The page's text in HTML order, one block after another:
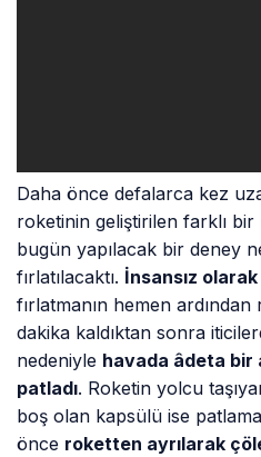
Daha önce defalarca kez
roketinin geliştirilen farklı
bugün yapılacak bir deney
fırlatılacaktı. İnsansız
fırlatmanın hemen
dakika kaldıktan sonra
nedeniyle havada âdeta bir
patladı. Roketin yolcu
boş olan kapsülü ise
önce roketten ayrılarak